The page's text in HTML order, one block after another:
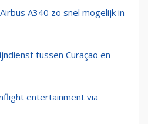
A340 zo snel mogelijk in
tussen Curaçao en
entertainment via